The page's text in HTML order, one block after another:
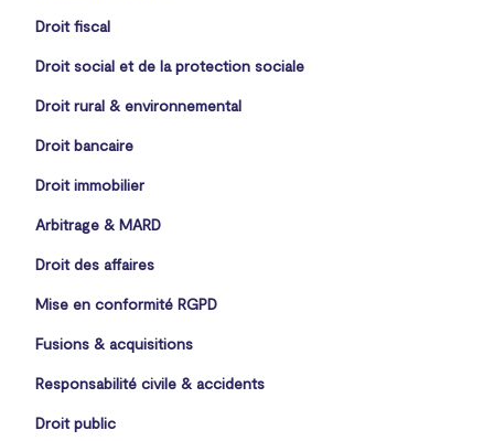
Droit fiscal
Droit social et de la protection sociale
Droit rural & environnemental
Droit bancaire
Droit immobilier
Arbitrage & MARD
Droit des affaires
Mise en conformité RGPD
Fusions & acquisitions
Responsabilité civile & accidents
Droit public